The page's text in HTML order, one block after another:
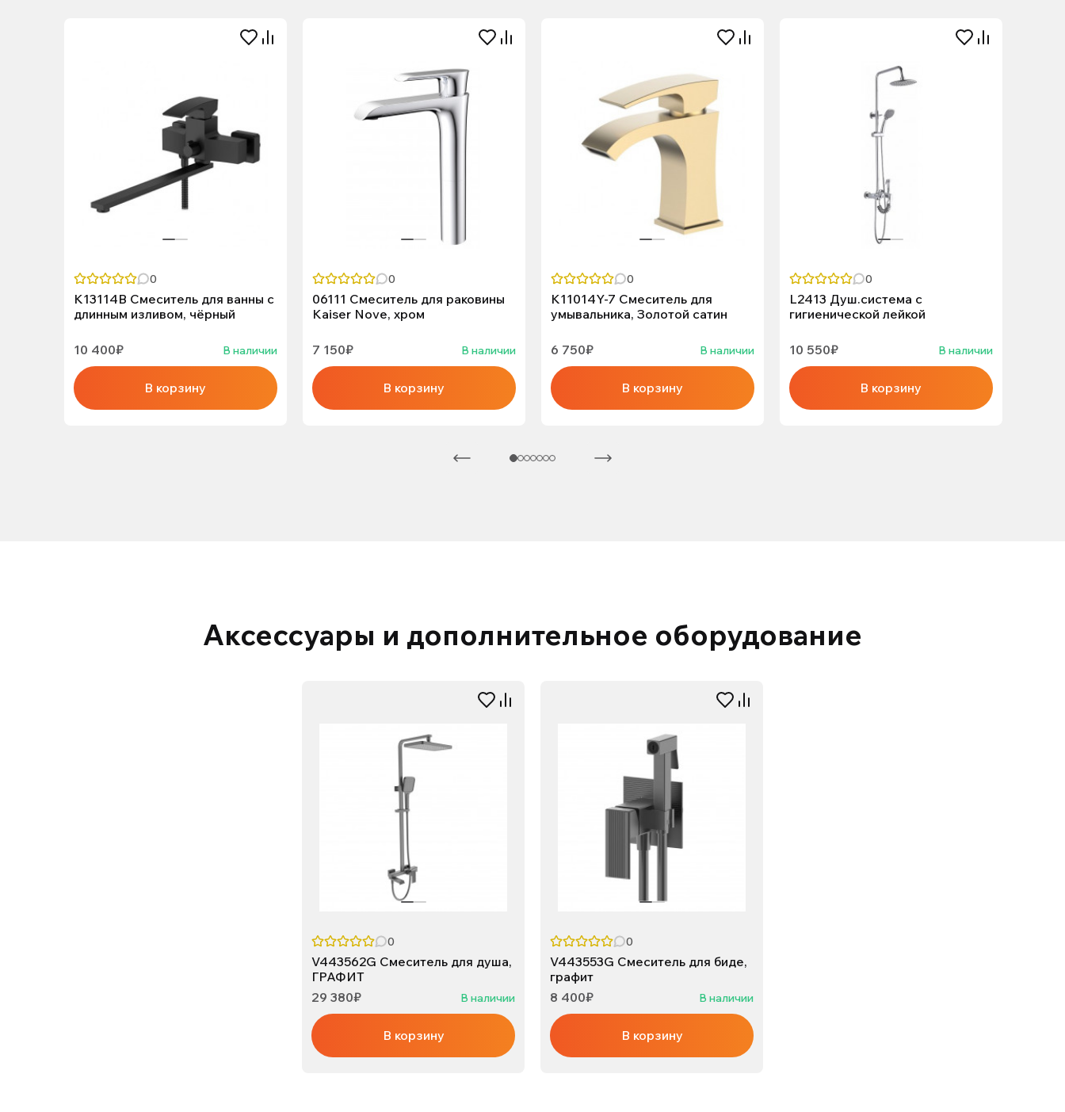
0
K13114B Смеситель для ванны с
длинным изливом, чёрный
10 400₽ В наличии
В корзину
0
06111 Смеситель для раковины
Kaiser Nove, хром
7 150₽ В наличии
В корзину
0
K11014Y-7 Смеситель для
умывальника, Золотой сатин
6 750₽ В наличии
В корзину
0
L2413 Душ.система с
гигиенической лейкой
10 550₽ В наличии
В корзину
Аксессуары и дополнительное оборудование
0
V443562G Смеситель для душа,
ГРАФИТ
29 380₽
В наличии
В корзину
0
V443553G Смеситель для биде,
графит
8 400₽
В наличии
В корзину